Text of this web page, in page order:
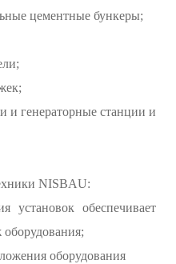
цементные бункеры;
и генераторные станции и
NISBAU:
установок обеспечивает
оборудования;
оборудования